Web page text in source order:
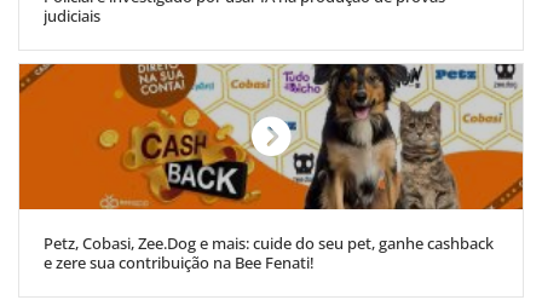
judiciais
Petz, Cobasi, Zee.Dog e mais: cuide do seu pet, ganhe cashback
e zere sua contribuição na Bee Fenati!